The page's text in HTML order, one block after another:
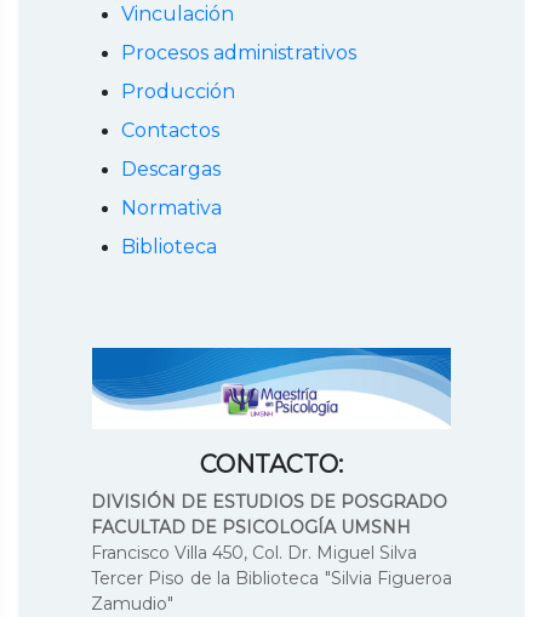
Vinculación
Procesos administrativos
Producción
Contactos
Descargas
Normativa
Biblioteca
CONTACTO:
DIVISIÓN DE ESTUDIOS DE POSGRADO
FACULTAD DE PSICOLOGÍA UMSNH
Francisco Villa 450, Col. Dr. Miguel Silva
Tercer Piso de la Biblioteca "Silvia Figueroa
Zamudio"